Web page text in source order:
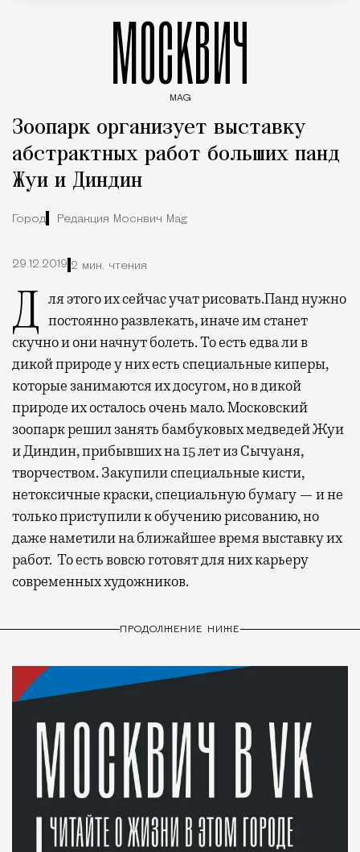
МОСКВИЧ
MAG
Зоопарк организует выставку
абстрактных работ больших панд
Жуи и Диндин
Город Редакция Москвич Mag
29.12.2019 2 мин. чтения
Для этого их сейчас учат рисовать.Панд нужно
постоянно развлекать, иначе им станет
скучно и они начнут болеть. То есть едва ли в
дикой природе у них есть специальные киперы,
которые занимаются их досугом, но в дикой
природе их осталось очень мало. Московский
зоопарк решил занять бамбуковых медведей Жуи
и Диндин, прибывших на 15 лет из Сычуаня,
творчеством. Закупили специальные кисти,
нетоксичные краски, специальную бумагу — и не
только приступили к обучению рисованию, но
даже наметили на ближайшее время выставку их
работ. То есть вовсю готовят для них карьеру
современных художников.
ПРОДОЛЖЕНИЕ НИЖЕ